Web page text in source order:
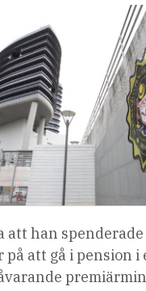
att han
på att gå i pension